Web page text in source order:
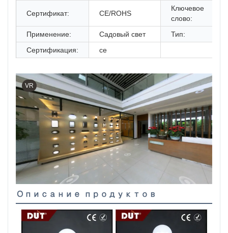
Сертификат: CE/ROHS
Ключевое
слово:
Применение:
Садовый свет
Тип:
Сертификация:
ce
VR
Описание продуктов